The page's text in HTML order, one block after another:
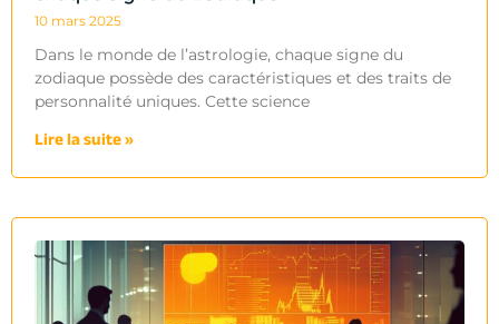
10 mars 2025
Dans le monde de l’astrologie, chaque signe du
zodiaque possède des caractéristiques et des traits de
personnalité uniques. Cette science
Lire la suite »